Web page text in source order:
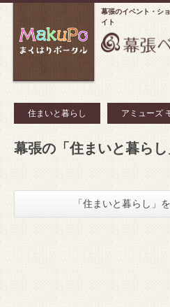
幕張のイベント・シ
イト
住まいと暮らし アミューズ
幕張の「住まいと暮ら
「住まいと暮らし」